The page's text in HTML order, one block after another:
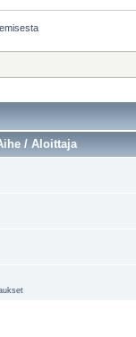
/ Aloittaja